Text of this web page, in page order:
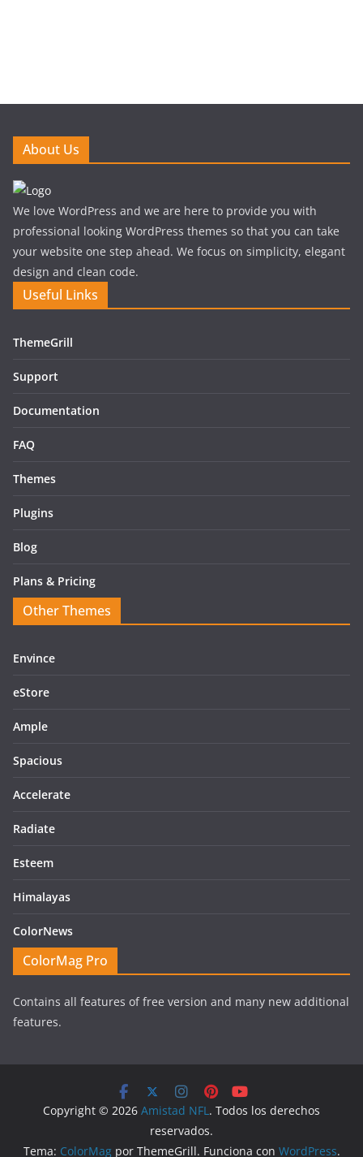
About Us
We love WordPress and we are here to provide you with
professional looking WordPress themes so that you can take
your website one step ahead. We focus on simplicity, elegant
design and clean code.
Useful Links
ThemeGrill
Support
Documentation
FAQ
Themes
Plugins
Blog
Plans & Pricing
Other Themes
Envince
eStore
Ample
Spacious
Accelerate
Radiate
Esteem
Himalayas
ColorNews
ColorMag Pro
Contains all features of free version and many new additional
features.
Copyright © 2026 Amistad NFL. Todos los derechos
reservados.
Tema: ColorMagpor ThemeGrill. Funciona con WordPress.